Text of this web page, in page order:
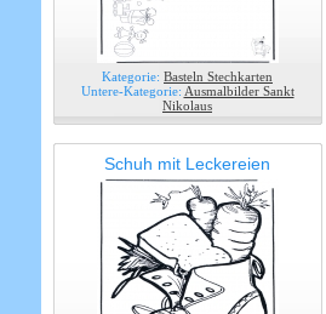
Kategorie: Basteln Stechkarten
Untere-Kategorie: Ausmalbilder Sankt
Nikolaus
Schuh mit Leckereien